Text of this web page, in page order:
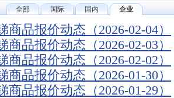
全部 国际 国内 企业
商品报价动态（2026-02-04）
商品报价动态（2026-02-03）
商品报价动态（2026-02-02）
商品报价动态（2026-01-30）
商品报价动态（2026-01-29）